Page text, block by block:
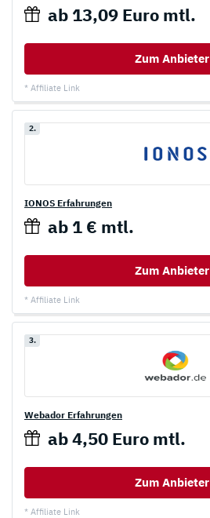
ab 13,09 Euro mtl.
Zum Anbieter
* Affiliate Link
2.
IONOS Erfahrungen
ab 1 € mtl.
Zum Anbieter
* Affiliate Link
3.
Webador Erfahrungen
ab 4,50 Euro mtl.
Zum Anbieter
* Affiliate Link